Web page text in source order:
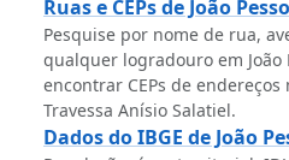
Ruas e CEPs de João
Pesquise por nome de rua,
qualquer logradouro em João
encontrar CEPs de
Travessa Anísio Salatiel.
Dados do IBGE de João